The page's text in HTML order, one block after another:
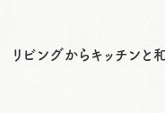
リビングからキッチンと